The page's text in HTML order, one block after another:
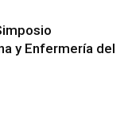
y Enfermería del